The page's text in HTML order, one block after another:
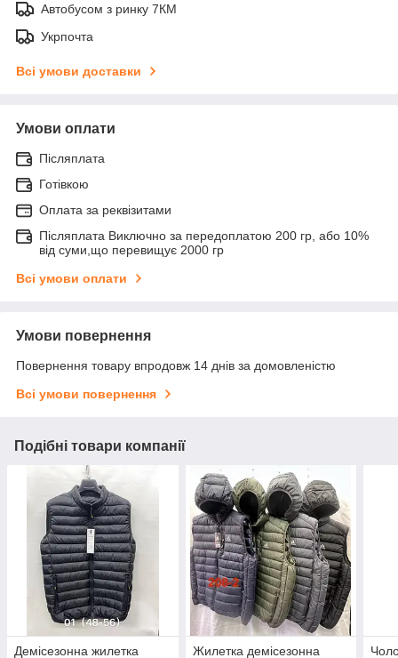
Автобусом з ринку 7КМ
Укрпочта
Всі умови доставки
Умови оплати
Післяплата
Готівкою
Оплата за реквізитами
Післяплата Виключно за передоплатою 200 гр, або 10%
від суми,що перевищує 2000 гр
Всі умови оплати
Умови повернення
Повернення товару впродовж 14 днів за домовленістю
Всі умови повернення
Подібні товари компанії
Демісезонна жилетка Жилетка демісезонна